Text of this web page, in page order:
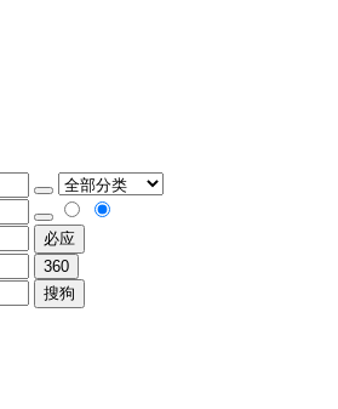
必应
360
搜狗